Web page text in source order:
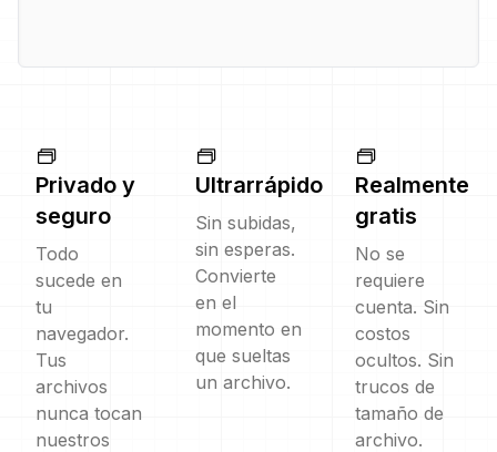
Privado y
seguro
Todo
sucede en
tu
navegador.
Tus
archivos
nunca tocan
nuestros
Ultrarrápido
Sin subidas,
sin esperas.
Convierte
en el
momento en
que sueltas
un archivo.
Realmente
gratis
No se
requiere
cuenta. Sin
costos
ocultos. Sin
trucos de
tamaño de
archivo.